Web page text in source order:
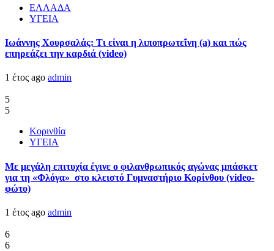
ΕΛΛΑΔΑ
ΥΓΕΙΑ
Ιωάννης Χουρσαλάς: Τι είναι η λιποπρωτεΐνη (a) και πώς
επηρεάζει την καρδιά (video)
1 έτος ago admin
5
5
Κορινθία
ΥΓΕΙΑ
Με μεγάλη επιτυχία έγινε ο φιλανθρωπικός αγώνας μπάσκετ
για τη «Φλόγα» στο κλειστό Γυμναστήριο Κορίνθου (video-
φώτο)
1 έτος ago admin
6
6